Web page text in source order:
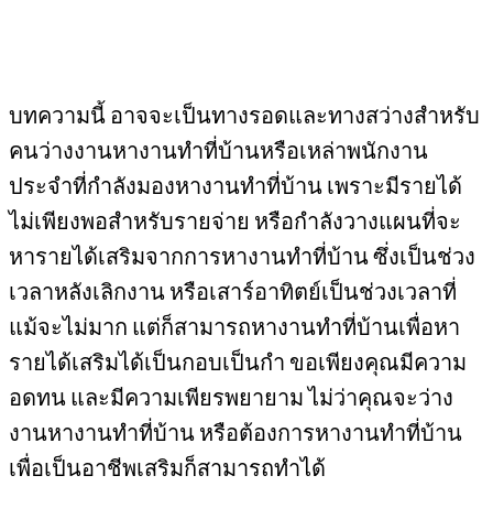
บทความนี้ อาจจะเป็นทางรอดและทางสว่างสำหรับ
คนว่างงานหางานทำที่บ้านหรือเหล่าพนักงาน
ประจำที่กำลังมองหางานทำที่บ้าน เพราะมีรายได้
ไม่เพียงพอสำหรับรายจ่าย หรือกำลังวางแผนที่จะ
หารายได้เสริมจากการหางานทำที่บ้าน ซึ่งเป็นช่วง
เวลาหลังเลิกงาน หรือเสาร์อาทิตย์เป็นช่วงเวลาที่
แม้จะไม่มาก แต่ก็สามารถหางานทำที่บ้านเพื่อหา
รายได้เสริมได้เป็นกอบเป็นกำ ขอเพียงคุณมีความ
อดทน และมีความเพียรพยายาม ไม่ว่าคุณจะว่าง
งานหางานทำที่บ้าน หรือต้องการหางานทำที่บ้าน
เพื่อเป็นอาชีพเสริมก็สามารถทำได้